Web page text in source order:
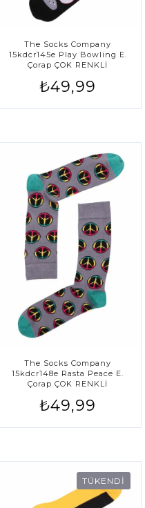
The Socks Company
15kdcr145e Play Bowling E.
Çorap ÇOK RENKLİ
₺49,99
The Socks Company
15kdcr148e Rasta Peace E.
Çorap ÇOK RENKLİ
₺49,99
TÜKENDİ